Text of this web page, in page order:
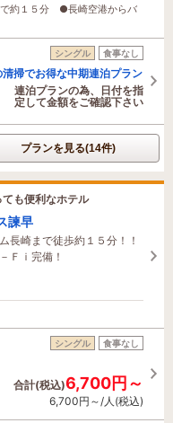
約１５分 ●長崎空港からバ
シングル 食事なし
掃でお得な中期連泊プラン
連泊プランの為、日付を指
定して金額をご確認下さい
プランを見る(14件)
も便利なホテル
諫早
長崎まで徒歩約１５分！！
Ｆｉ完備！
シングル 食事なし
合計(税込)6,700円～
6,700円～/人(税込)